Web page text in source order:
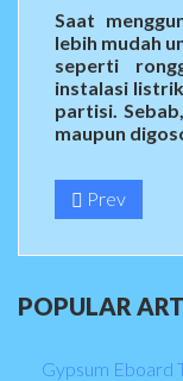
Saat
lebih mudah
seperti
instalasi
partisi.
maupun
Prev
POPULAR
Gypsum Eboard